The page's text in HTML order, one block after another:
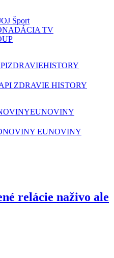
Šport
NADÁCIA TV
ZDRAVIEHISTORY
ZDRAVIE HISTORY
EUNOVINY
EUNOVINY
relácie naživo ale